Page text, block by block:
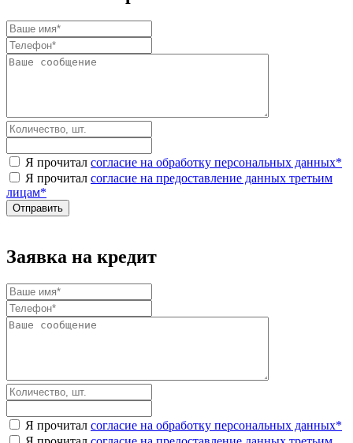
Я прочитал согласие на обработку персональных данных*
Я прочитал согласие на предоставление данных третьим
лицам*
Заявка на кредит
Я прочитал согласие на обработку персональных данных*